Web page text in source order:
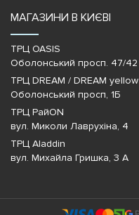
МАГАЗИНИ В КИЄВІ
ТРЦ OASIS
Оболонський просп. 47/42
ТРЦ DREAM / DREAM yellow
Оболонський просп, 1Б
ТРЦ РайON
вул. Миколи Лаврухіна, 4
ТРЦ Aladdin
вул. Михайла Гришка, 3 А